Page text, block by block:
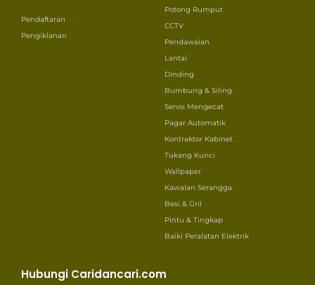
Pendaftaran
Pengiklanan
Potong Rumput
CCTV
Pendawaian
Lantai
Dinding
Bumbung & Siling
Servis Mengecat
Pagar Automatik
Kontraktor Kabinet
Tukang Kunci
Wallpaper
Kawalan Serangga
Besi & Gril
Pintu & Tingkap
Baiki Peralatan Elektrik
Hubungi Caridancari.com